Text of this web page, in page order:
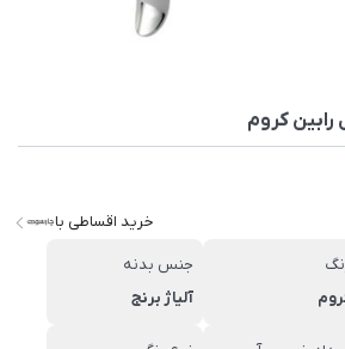
کروم
خرید اقساطی با
جنس بدنه
آلیاژ برنج